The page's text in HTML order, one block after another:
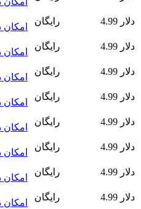
امکان
رایگان 4.99 دلار
امکان
رایگان 4.99 دلار
امکان
رایگان 4.99 دلار
امکان
رایگان 4.99 دلار
امکان
رایگان 4.99 دلار
امکان
رایگان 4.99 دلار
امکان
رایگان 4.99 دلار
امکان
رایگان 4.99 دلار